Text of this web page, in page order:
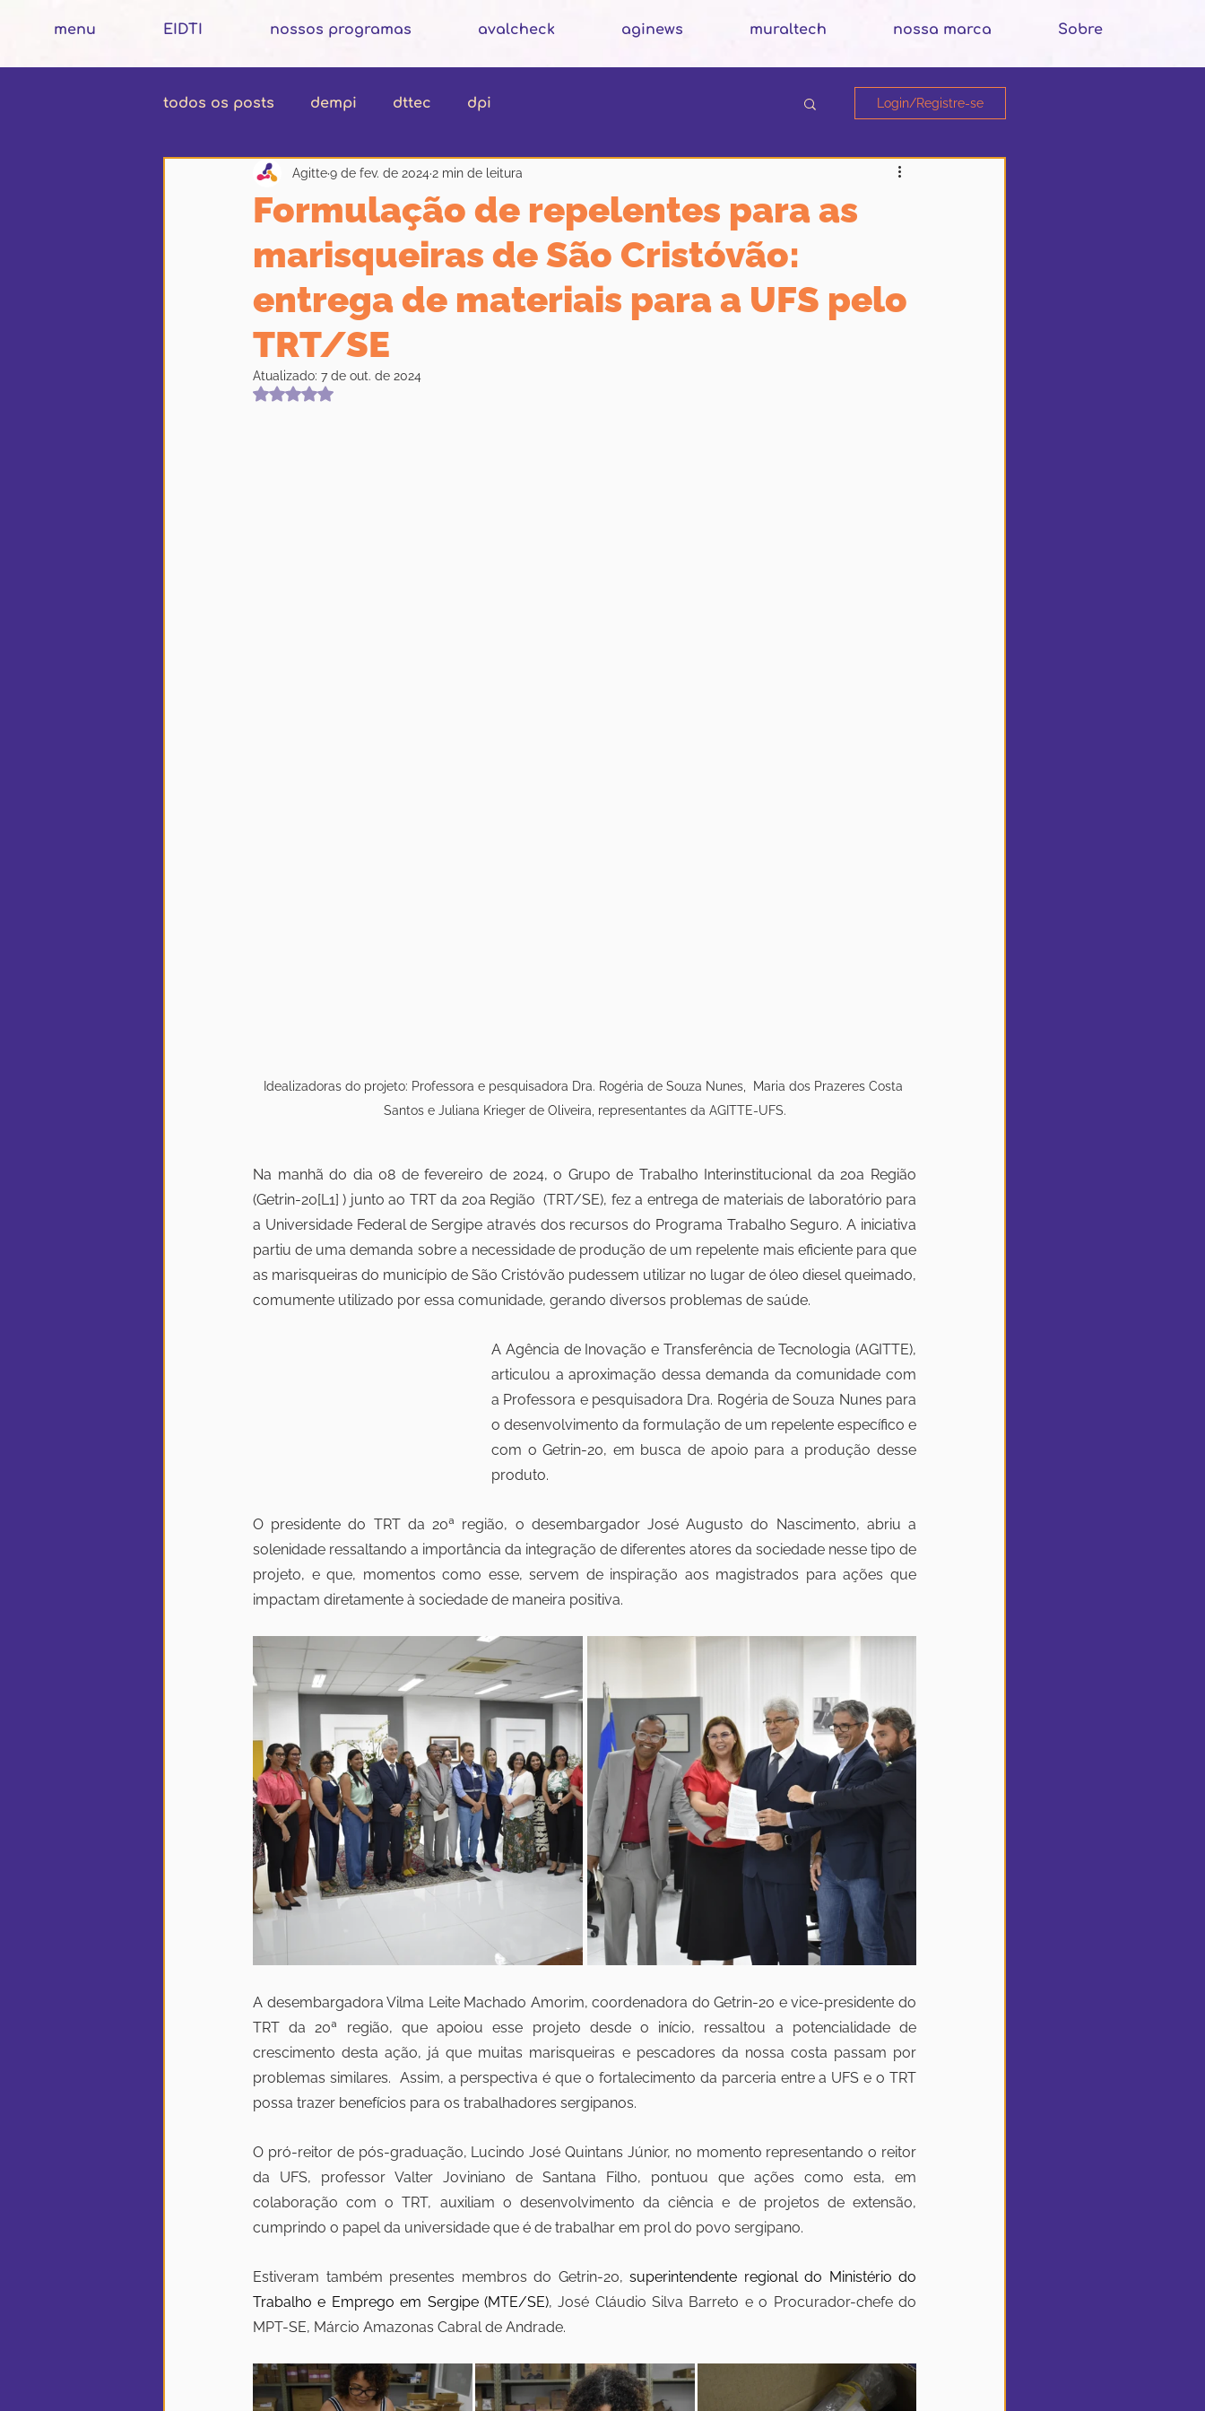
menu EIDTI nossos programas avalcheck aginews muraltech nossa marca Sobre
todos os posts dempi dttec dpi Login/Registre-se
Formulação de repelentes para as
marisqueiras de São Cristóvão:
entrega de materiais para a UFS pelo
TRT/SE
Agitte9 de fev. de 20242 min de leitura
Atualizado: 7 de out. de 2024
Avaliado com NaN de 5 estrelas.
Idealizadoras do projeto: Professora e pesquisadora Dra. Rogéria de Souza Nunes,  Maria dos Prazeres Costa
Santos e Juliana Krieger de Oliveira, representantes da AGITTE-UFS.
Na manhã do dia 08 de fevereiro de 2024, o Grupo de Trabalho Interinstitucional da 20a Região
(Getrin-20[L1] ) junto ao TRT da 20a Região  (TRT/SE), fez a entrega de materiais de laboratório para
a Universidade Federal de Sergipe através dos recursos do Programa Trabalho Seguro. A iniciativa
partiu de uma demanda sobre a necessidade de produção de um repelente mais eficiente para que
as marisqueiras do município de São Cristóvão pudessem utilizar no lugar de óleo diesel queimado,
comumente utilizado por essa comunidade, gerando diversos problemas de saúde.
A Agência de Inovação e Transferência de Tecnologia (AGITTE),
articulou a aproximação dessa demanda da comunidade com
a Professora e pesquisadora Dra. Rogéria de Souza Nunes para
o desenvolvimento da formulação de um repelente específico e
com o Getrin-20, em busca de apoio para a produção desse
produto.
O presidente do TRT da 20ª região, o desembargador José Augusto do Nascimento, abriu a
solenidade ressaltando a importância da integração de diferentes atores da sociedade nesse tipo de
projeto, e que, momentos como esse, servem de inspiração aos magistrados para ações que
impactam diretamente à sociedade de maneira positiva.
A desembargadora Vilma Leite Machado Amorim, coordenadora do Getrin-20 e vice-presidente do
TRT da 20ª região, que apoiou esse projeto desde o início, ressaltou a potencialidade de
crescimento desta ação, já que muitas marisqueiras e pescadores da nossa costa passam por
problemas similares.  Assim, a perspectiva é que o fortalecimento da parceria entre a UFS e o TRT
possa trazer benefícios para os trabalhadores sergipanos.
O pró-reitor de pós-graduação, Lucindo José Quintans Júnior, no momento representando o reitor
da UFS, professor Valter Joviniano de Santana Filho, pontuou que ações como esta, em
colaboração com o TRT, auxiliam o desenvolvimento da ciência e de projetos de extensão,
cumprindo o papel da universidade que é de trabalhar em prol do povo sergipano.
Estiveram também presentes membros do Getrin-20, superintendente regional do Ministério do
Trabalho e Emprego em Sergipe (MTE/SE), José Cláudio Silva Barreto e o Procurador-chefe do
MPT-SE, Márcio Amazonas Cabral de Andrade.